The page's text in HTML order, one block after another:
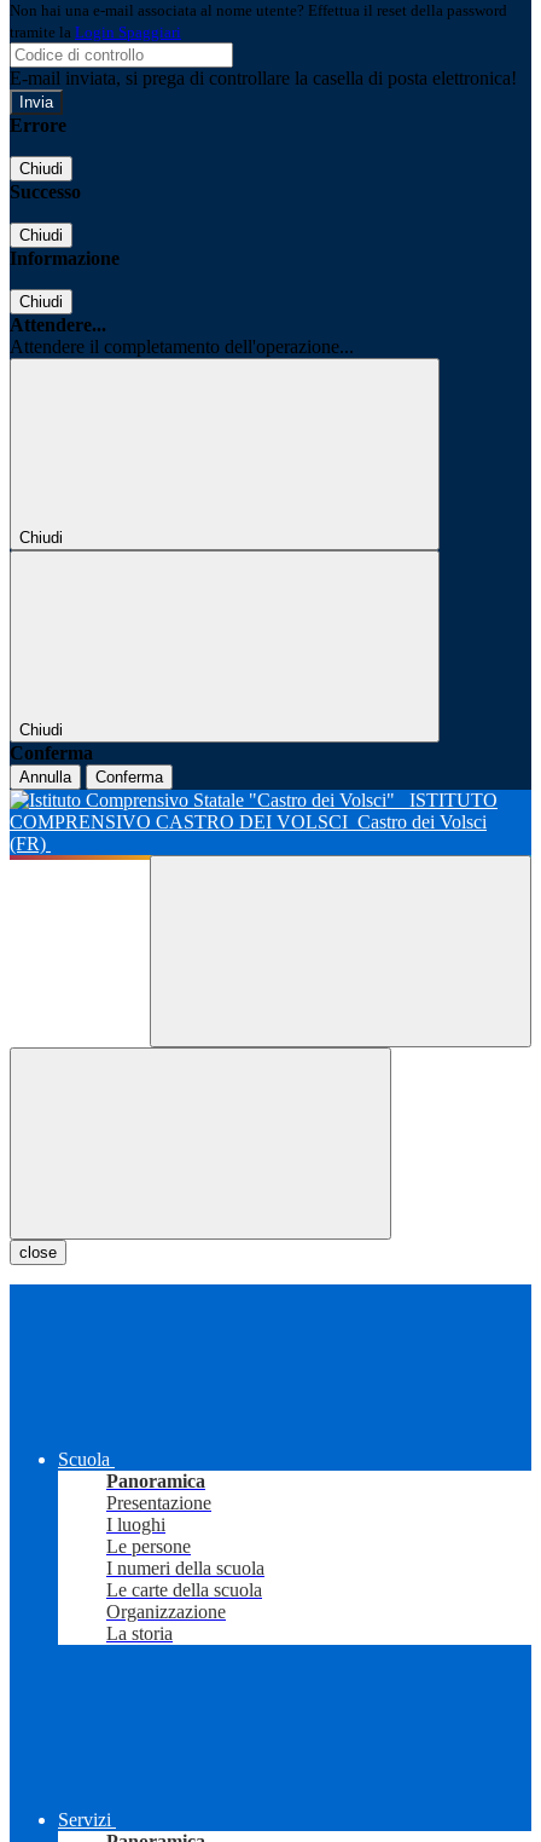
Non hai una e-mail associata al nome utente? Effettua il reset della password
tramite la Login Spaggiari
E-mail inviata, si prega di controllare la casella di posta elettronica!
Errore
Chiudi
Successo
Chiudi
Informazione
Chiudi
Attendere...
Attendere il completamento dell'operazione...
Chiudi
Chiudi
Conferma
Annulla Conferma
ISTITUTO
COMPRENSIVO CASTRO DEI VOLSCI Castro dei Volsci
(FR)
close
Scuola
Panoramica
Presentazione
I luoghi
Le persone
I numeri della scuola
Le carte della scuola
Organizzazione
La storia
Servizi